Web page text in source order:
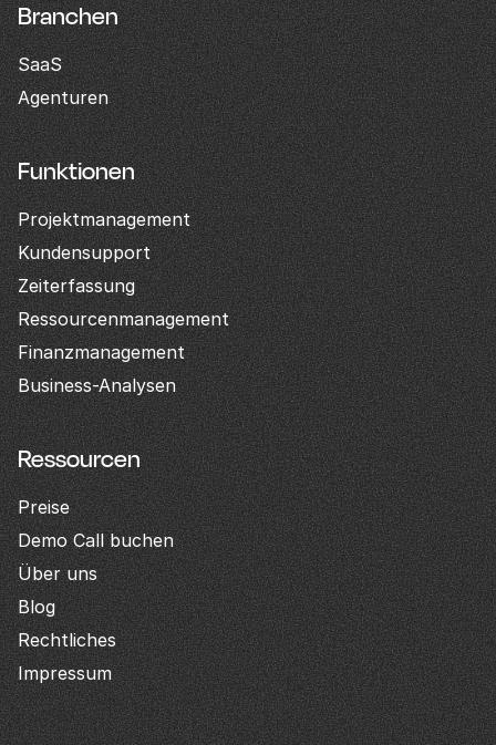
Branchen
SaaS
Agenturen
Funktionen
Projektmanagement
Kundensupport
Zeiterfassung
Ressourcenmanagement
Finanzmanagement
Business-Analysen
Ressourcen
Preise
Demo Call buchen
Über uns
Blog
Rechtliches
Impressum